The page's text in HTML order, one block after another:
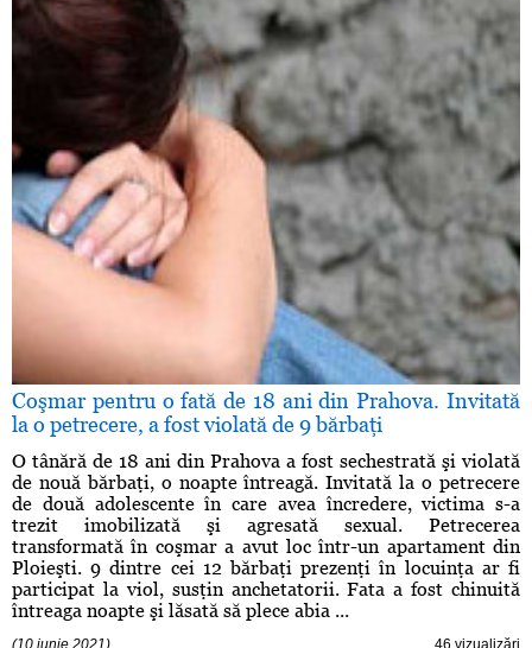
Coşmar pentru o fată de 18 ani din Prahova. Invitată
la o petrecere, a fost violată de 9 bărbaţi
O tânără de 18 ani din Prahova a fost sechestrată şi violată
de nouă bărbaţi, o noapte întreagă. Invitată la o petrecere
de două adolescente în care avea încredere, victima s-a
trezit imobilizată şi agresată sexual. Petrecerea
transformată în coşmar a avut loc într-un apartament din
Ploieşti. 9 dintre cei 12 bărbaţi prezenţi în locuinţa ar fi
participat la viol, susţin anchetatorii. Fata a fost chinuită
întreaga noapte şi lăsată să plece abia ...
(10 iunie 2021) 46 vizualizări